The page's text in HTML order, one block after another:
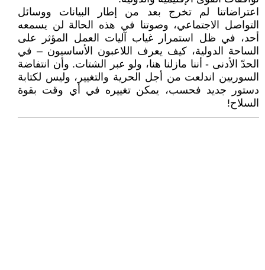
اعتراضاتنا لم تخرج بعد من إطار البيانات ووسائل
التواصل الاجتماعي، وصوتنا في هذه الحالة لن يسمعه
أحد، في ظل استمرار غياب آليات العمل المؤثر على
الساحة الدولية، كيف يعرف اللاعبون الأساسيون – في
الحدّ الأدنى - أننا مازلنا هنا، ولو عبر الشتات. وأن انتفاضة
السوريين اندلعت من أجل الحرية والتغيير، وليس لكتابة
دستور جديد فحسب، يمكن تغييره في أي وقت بقوة
السلاح!